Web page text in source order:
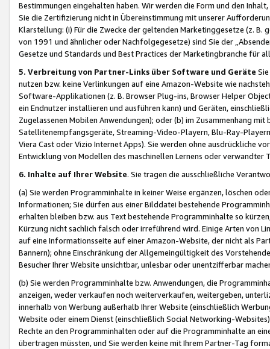
Bestimmungen eingehalten haben. Wir werden die Form und den
Sie die Zertifizierung nicht in Übereinstimmung mit unserer
Klarstellung: (i) Für die Zwecke der geltenden Marketinggesetze (z. B.
von 1991 und ähnlicher oder Nachfolgegesetze) sind Sie der
Gesetze und Standards und Best Practices der Marketingbranche für
5. Verbreitung von Partner-Links über Software und Geräte
nutzen bzw. keine Verlinkungen auf eine Amazon-Website wie
Software-Applikationen (z. B. Browser Plug-ins, Browser Helper
ein Endnutzer installieren und ausführen kann) und Geräten,
Zugelassenen Mobilen Anwendungen); oder (b) im Zusammenhang
Satellitenempfangsgeräte, Streaming-Video-Playern, Blu-Ray-
Viera Cast oder Vizio Internet Apps). Sie werden ohne ausdrückliche
Entwicklung von Modellen des maschinellen Lernens oder
6. Inhalte auf Ihrer Website. Sie tragen die ausschließliche
(a) Sie werden Programminhalte in keiner Weise ergänzen, löschen
Informationen; Sie dürfen aus einer Bilddatei bestehende
erhalten bleiben bzw. aus Text bestehende Programminhalte so
Kürzung nicht sachlich falsch oder irreführend wird. Einige Arten von
auf eine Informationsseite auf einer Amazon-Website, der nicht als
Bannern); ohne Einschränkung der Allgemeingültigkeit des
Besucher Ihrer Website unsichtbar, unlesbar oder unentzifferbar
(b) Sie werden Programminhalte bzw. Anwendungen, die
anzeigen, weder verkaufen noch weiterverkaufen, weitergeben,
innerhalb von Werbung außerhalb Ihrer Website (einschließlich
Website oder einem Dienst (einschließlich Social Networking-
Rechte an den Programminhalten oder auf die Programminhalte an
übertragen müssten, und Sie werden keine mit Ihrem Partner-Tag